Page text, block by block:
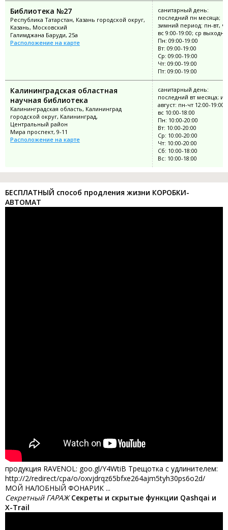
Библиотека №27
Республика Татарстан, Казань городской округ,
Казань, Московский
Галимджана Баруди, 25а
Расположение на карте
санитарный день:
последний пн месяца;
зимний период: пн-вт,
вс 9:00-19:00; ср
Пн: 09:00-19:00
Вт: 09:00-19:00
Ср: 09:00-19:00
Чт: 09:00-19:00
Пт: 09:00-19:00
Калининградская областная
научная библиотека
Калининградская область, Калининград
городской округ, Калининград,
Центральный район
Мира проспект, 9-11
Расположение на карте
санитарный день:
последний вт месяца;
август: пн-чт 12:00-19:00;
вс 10:00-18:00
Пн: 10:00-20:00
Вт: 10:00-20:00
Ср: 10:00-20:00
Чт: 10:00-20:00
Сб: 10:00-18:00
Вс: 10:00-18:00
БЕСПЛАТНЫЙ способ продления жизни КОРОБКИ-
АВТОМАТ
продукция RAVENOL: goo.gl/Y4WtiB Трещотка с удлинителем:
http://2/redirect/cpa/o/oxvjdrqz65bfxe264ajm5tyh30ps6o2d/
МОЙ НАЛОБНЫЙ ФОНАРИК ...
Секретный ГАРАЖ Секреты и скрытые функции Qashqai и
X-Trail